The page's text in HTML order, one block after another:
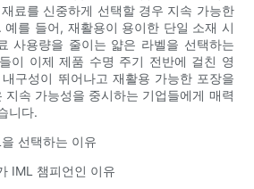
료를 신중하게 선택할 경우 지속 가능한
를 들어, 재활용이 용이한 단일 소재 시
사용량을 줄이는 얇은 라벨을 선택하는
이 이제 제품 수명 주기 전반에 걸친 영
구성이 뛰어나고 재활용 가능한 포장을
지속 가능성을 중시하는 기업들에게 매력
니다.
선택하는 이유
IML 챔피언인 이유